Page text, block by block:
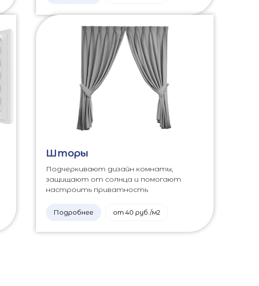
Шторы
Подчеркивают дизайн комнаты,
защищают от солнца и помогают
настроить приватность
Подробнее от 40 руб./м2